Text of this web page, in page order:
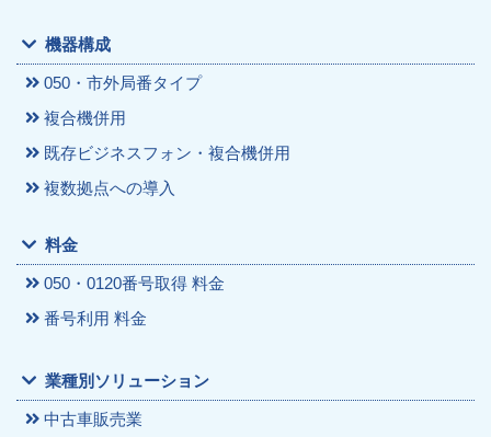
機器構成
050・市外局番タイプ
複合機併用
既存ビジネスフォン・複合機併用
複数拠点への導入
料金
050・0120番号取得 料金
番号利用 料金
業種別ソリューション
中古車販売業